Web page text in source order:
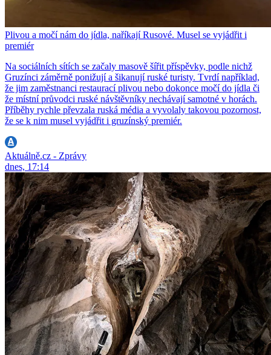
Plivou a močí nám do jídla, naříkají Rusové. Musel se vyjádřit i
premiér
Na sociálních sítích se začaly masově šířit příspěvky, podle nichž
Gruzínci záměrně ponižují a šikanují ruské turisty. Tvrdí například,
že jim zaměstnanci restaurací plivou nebo dokonce močí do jídla či
že místní průvodci ruské návštěvníky nechávají samotné v horách.
Příběhy rychle převzala ruská média a vyvolaly takovou pozornost,
že se k nim musel vyjádřit i gruzínský premiér.
Aktuálně.cz - Zprávy
dnes, 17:14